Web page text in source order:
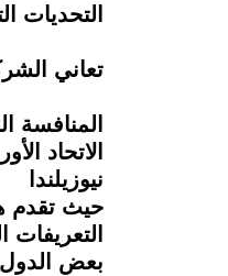
التحديات
تعاني
المنافسة
الاتحاد
نيوزيلندا
حيث تقدم
التعريفات
بعض الدول